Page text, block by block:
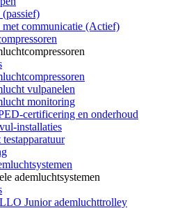
met communicatie (Actief)
vulpanelen
monitoring
certificering en onderhoud
installaties
ademluchtsystemen
Junior ademluchttrolley